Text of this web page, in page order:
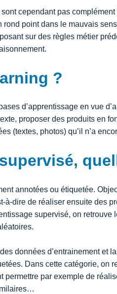
cependant pas
point dans le mauvais
sur des règles métier
?
d’apprentissage en vue
proposer des produits en
(textes, photos) qu’il n’a
annotées ou étiquetée.
à-dire de réaliser ensuite des
supervisé, on
données d’entrainement et
Dans cette catégorie, on
par exemple de